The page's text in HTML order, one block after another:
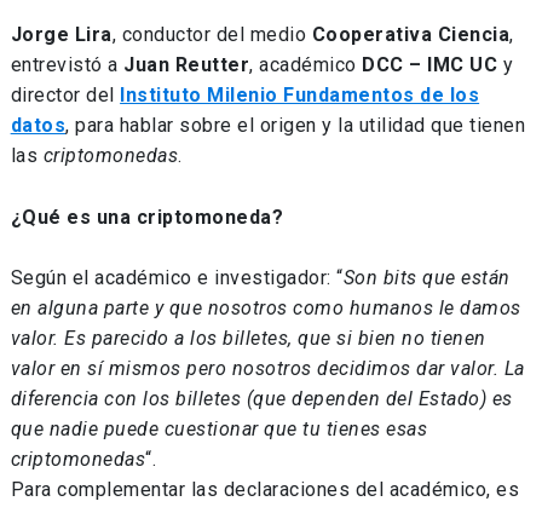
Jorge Lira, conductor del medio Cooperativa Ciencia,
entrevistó a Juan Reutter, académico DCC – IMC UC y
director del Instituto Milenio Fundamentos de los
datos, para hablar sobre el origen y la utilidad que tienen
las criptomonedas.
¿Qué es una criptomoneda?
Según el académico e investigador: “Son bits que están
en alguna parte y que nosotros como humanos le damos
valor. Es parecido a los billetes, que si bien no tienen
valor en sí mismos pero nosotros decidimos dar valor. La
diferencia con los billetes (que dependen del Estado) es
que nadie puede cuestionar que tu tienes esas
criptomonedas“.
Para complementar las declaraciones del académico, es